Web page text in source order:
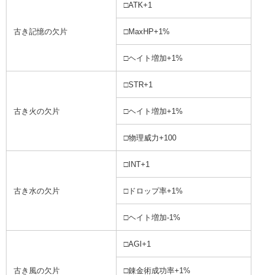
古き記憶の欠片
□ATK+1
□MaxHP+1%
□ヘイト増加+1%
古き火の欠片
□STR+1
□ヘイト増加+1%
□物理威力+100
古き水の欠片
□INT+1
□ドロップ率+1%
□ヘイト増加-1%
古き風の欠片
□AGI+1
□錬金術成功率+1%